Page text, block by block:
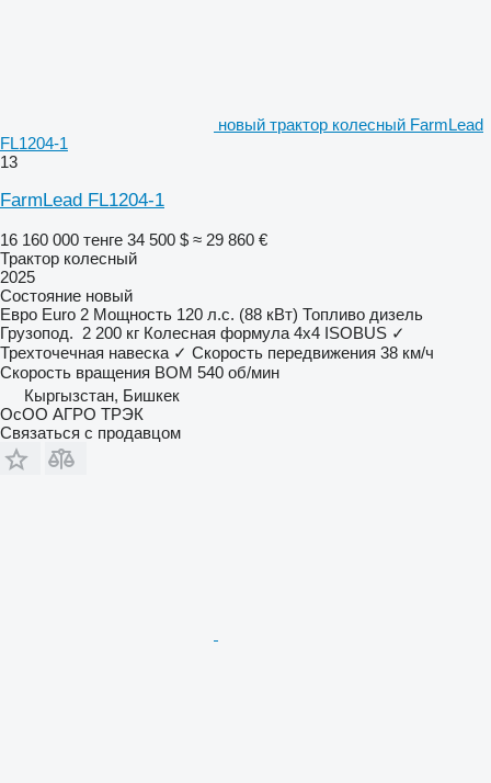
новый трактор колесный FarmLead
FL1204-1
13
FarmLead FL1204-1
16 160 000 тенге 34 500 $ ≈ 29 860 €
Трактор колесный
2025
Состояние новый
Евро Euro 2 Мощность 120 л.с. (88 кВт) Топливо дизель
Грузопод. 2 200 кг Колесная формула 4x4 ISOBUS ✓
Трехточечная навеска ✓ Скорость передвижения 38 км/ч
Скорость вращения ВОМ 540 об/мин
Кыргызстан, Бишкек
ОсОО АГРО ТРЭК
Связаться с продавцом